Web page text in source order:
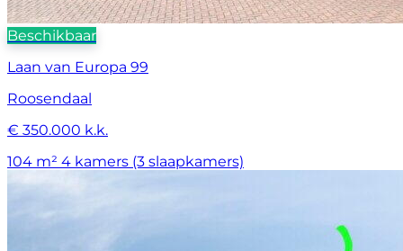
Beschikbaar
Laan van Europa 99
Roosendaal
€ 350.000 k.k.
104 m² 4 kamers (3 slaapkamers)